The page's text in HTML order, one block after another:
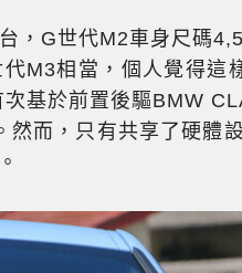
，G世代M2車身尺碼
M3相當，個人覺得這
基於前置後驅BMW
然而，只有共享了硬體